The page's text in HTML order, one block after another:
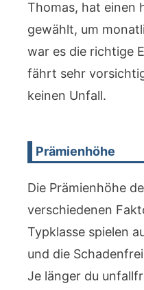
Thomas, hat einen
gewählt, um
war es die richtige
fährt sehr
keinen Unfall.
Prämienhöhe
Die Prämienhöhe
verschiedenen
Typklasse spielen
und die
Je länger du